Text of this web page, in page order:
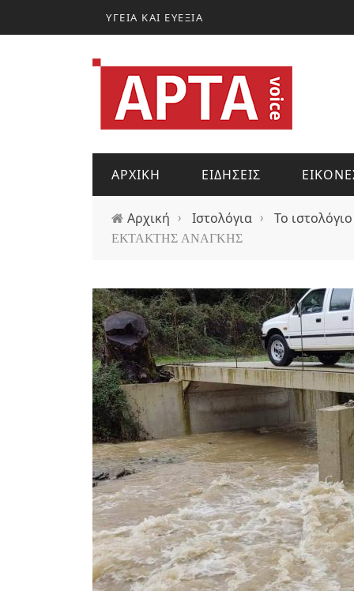
ΥΓΕΙΑ ΚΑΙ ΕΥΕΞΙΑ
ΑΡΧΙΚΗ ΕΙΔΗΣΕΙΣ
Αρχική › Ιστολόγια ›
Το
ΕΚΤΑΚΤΗΣ ΑΝΑΓΚΗΣ